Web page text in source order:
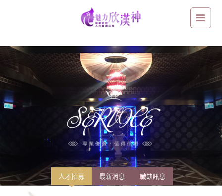
人才招募 最新消息 職缺訊息